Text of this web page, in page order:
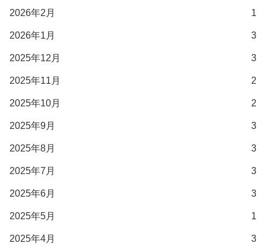
2026年2月 1
2026年1月 3
2025年12月 3
2025年11月 2
2025年10月 2
2025年9月 3
2025年8月 3
2025年7月 3
2025年6月 3
2025年5月 1
2025年4月 3